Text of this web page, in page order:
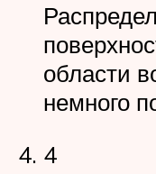
области
немного
4